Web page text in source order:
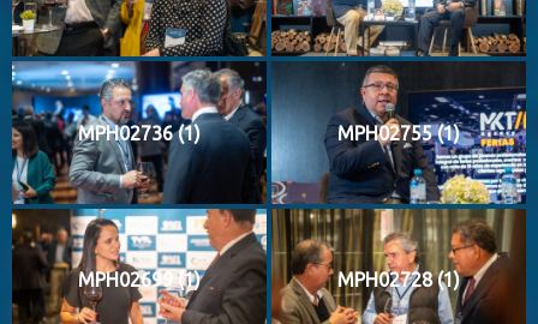
MPH02736 (1) MPH02755 (1)
MPH02699 (1) MPH02728 (1)